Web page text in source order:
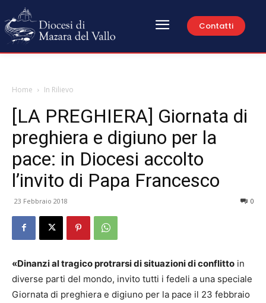
Contatti
Home In Rilievo
[LA PREGHIERA] Giornata di
preghiera e digiuno per la
pace: in Diocesi accolto
l’invito di Papa Francesco
23 Febbraio 2018 0
«Dinanzi al tragico protrarsi di situazioni di conflitto in
diverse parti del mondo, invito tutti i fedeli a una speciale
Giornata di preghiera e digiuno per la pace il 23 febbraio